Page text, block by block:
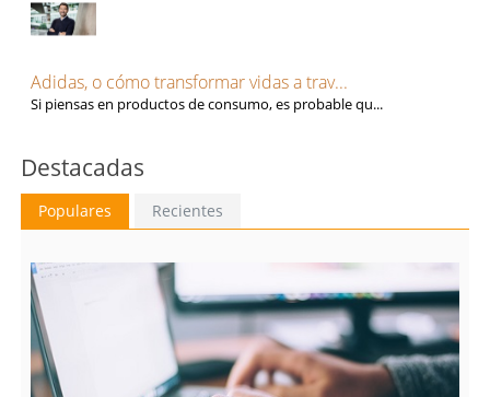
Adidas, o cómo transformar vidas a trav...
Si piensas en productos de consumo, es probable qu...
Destacadas
Populares Recientes